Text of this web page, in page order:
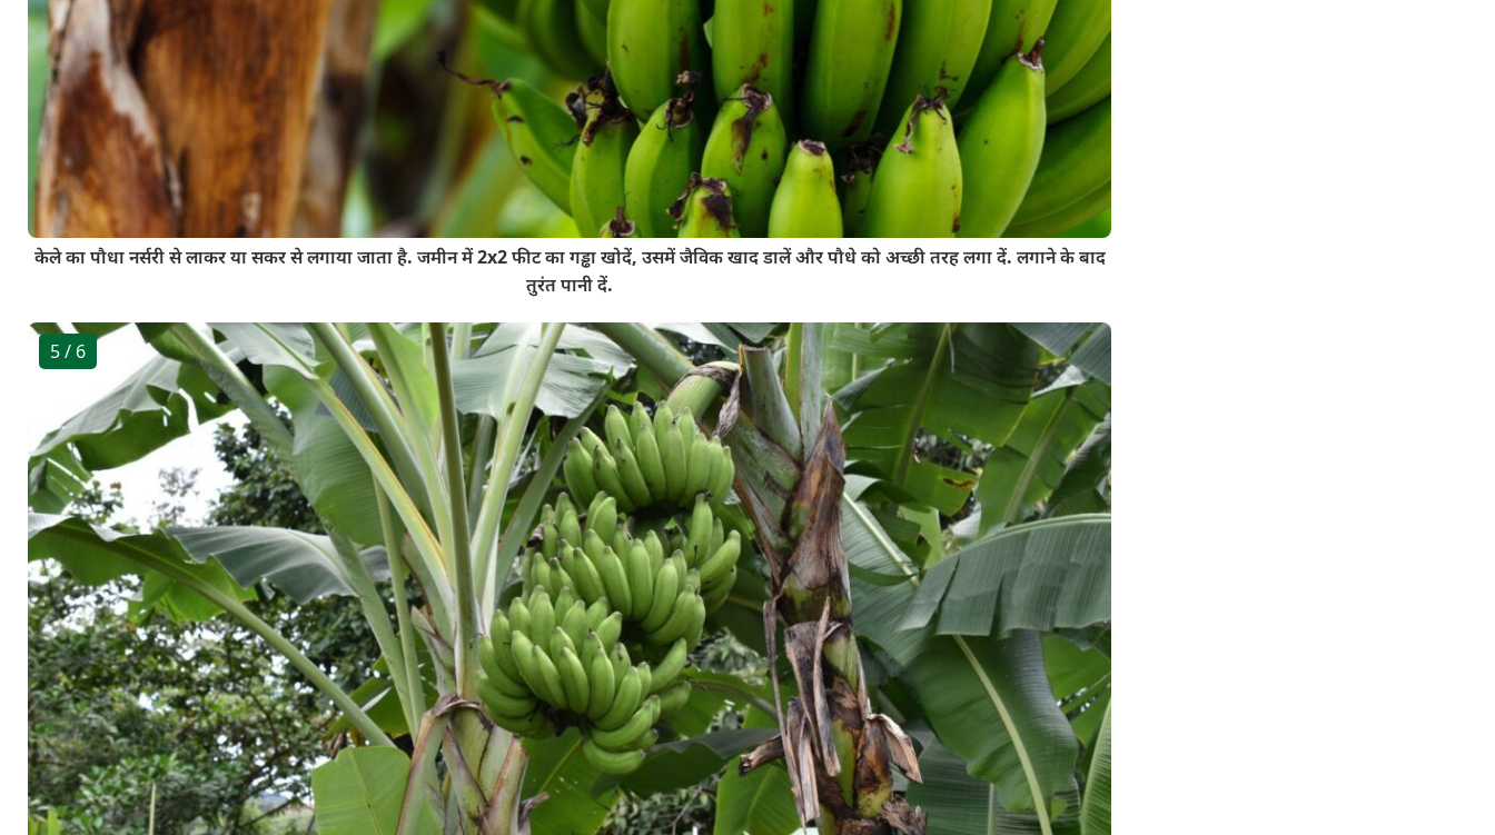
केले का पौधा नर्सरी से लाकर या सकर से लगाया जाता है. जमीन में 2x2 फीट का गड्ढा खोदें, उसमें जैविक खाद डालें और पौधे को अच्छी तरह लगा दें. लगाने के बाद
तुरंत पानी दें.
5/ 6